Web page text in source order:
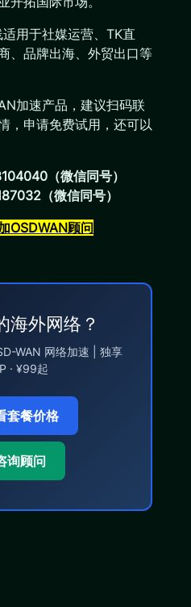
用于社媒运营、TK直
、品牌出海、外贸出口等
加速产品，建议扫码联
，申请免费试用，还可以
（微信同号）
（微信同号）
OSDWAN顾问
海外网络？
WAN 网络加速 | 独享
· ¥99起
套餐价格
询顾问